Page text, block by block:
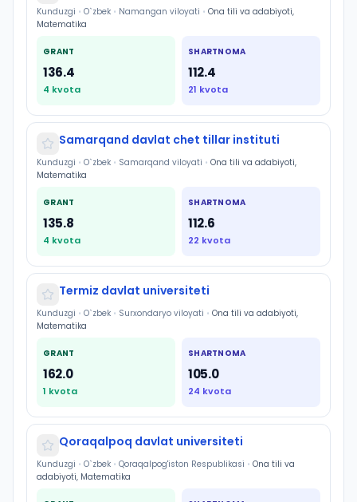
Kunduzgi • O`zbek • Namangan viloyati • Ona tili va adabiyoti,
Matematika
GRANT
136.4
4 kvota
SHARTNOMA
112.4
21 kvota
Samarqand davlat chet tillar instituti
Kunduzgi • O`zbek • Samarqand viloyati • Ona tili va adabiyoti,
Matematika
GRANT
135.8
4 kvota
SHARTNOMA
112.6
22 kvota
Termiz davlat universiteti
Kunduzgi • O`zbek • Surxondaryo viloyati • Ona tili va adabiyoti,
Matematika
GRANT
162.0
1 kvota
SHARTNOMA
105.0
24 kvota
Qoraqalpoq davlat universiteti
Kunduzgi • O`zbek • Qoraqalpog'iston Respublikasi • Ona tili va
adabiyoti, Matematika